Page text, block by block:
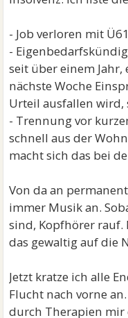
- Job verloren mit Ü61
-
seit über einem
nächste Woche
Urteil ausfallen wird,
- Trennung vor
schnell aus der
macht sich das bei
Von da an
immer Musik an.
sind, Kopfhörer rauf.
das gewaltig auf die
Jetzt kratze ich alle
Flucht nach vorne
durch Therapien